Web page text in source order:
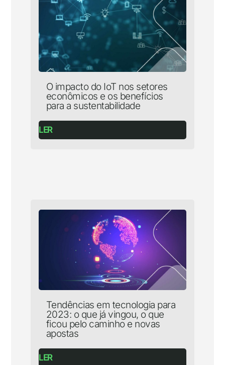
O impacto do IoT nos setores
econômicos e os benefícios
para a sustentabilidade
LER
Tendências em tecnologia para
2023: o que já vingou, o que
ficou pelo caminho e novas
apostas
LER